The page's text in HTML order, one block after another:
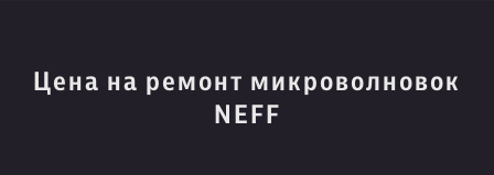
Цена на ремонт микроволновок
NEFF